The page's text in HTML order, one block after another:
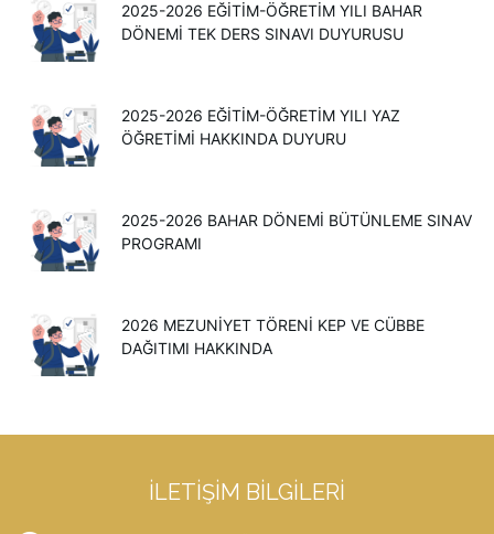
2025-2026 EĞITIM-ÖĞRETIM YILI BAHAR
DÖNEMI TEK DERS SINAVI DUYURUSU
2025-2026 EĞİTİM-ÖĞRETİM YILI YAZ
ÖĞRETİMİ HAKKINDA DUYURU
2025-2026 BAHAR DÖNEMİ BÜTÜNLEME SINAV
PROGRAMI
2026 MEZUNIYET TÖRENI KEP VE CÜBBE
DAĞITIMI HAKKINDA
İLETIŞIM BILGILERI